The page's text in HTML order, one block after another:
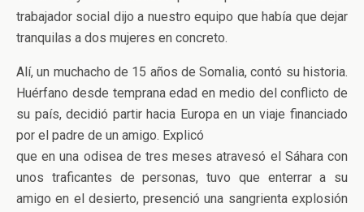
trabajador social dijo a nuestro equipo que había que dejar
tranquilas a dos mujeres en concreto.
Alí, un muchacho de 15 años de Somalia, contó su historia.
Huérfano desde temprana edad en medio del conflicto de
su país, decidió partir hacia Europa en un viaje financiado
por el padre de un amigo. Explicó
que en una odisea de tres meses atravesó el Sáhara con
unos traficantes de personas, tuvo que enterrar a su
amigo en el desierto, presenció una sangrienta explosión